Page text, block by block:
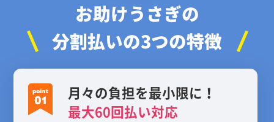
お助けうさぎの
分割払いの3つの特徴
月々の負担を最小限に！
最大60回払い対応